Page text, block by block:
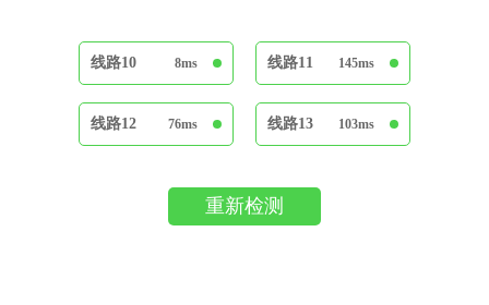
线路10 8ms 线路11 145ms
线路12 76ms 线路13 103ms
重新检测